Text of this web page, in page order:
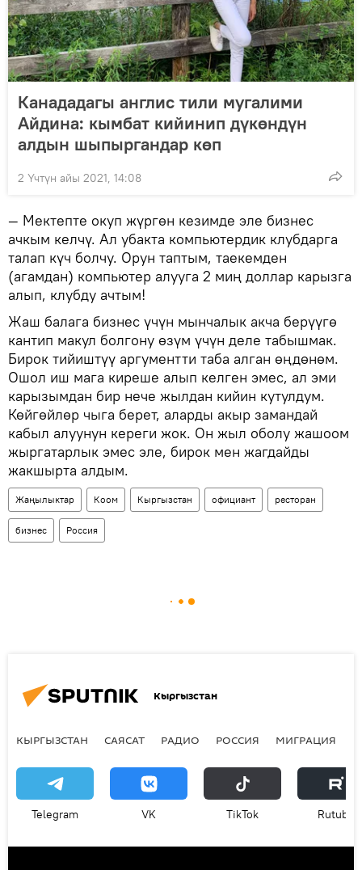
Канададагы англис тили мугалими
Айдина: кымбат кийинип дүкөндүн
алдын шыпыргандар көп
2 Үчтүн айы 2021, 14:08
— Мектепте окуп жүргөн кезимде эле бизнес
ачкым келчү. Ал убакта компьютердик клубдарга
талап күч болчу. Орун таптым, таекемден
(агамдан) компьютер алууга 2 миң доллар карызга
алып, клубду ачтым!
Жаш балага бизнес үчүн мынчалык акча берүүгө
кантип макул болгону өзүм үчүн деле табышмак.
Бирок тийиштүү аргументти таба алган өңдөнөм.
Ошол иш мага киреше алып келген эмес, ал эми
карызымдан бир нече жылдан кийин кутулдум.
Көйгөйлөр чыга берет, аларды акыр замандай
кабыл алуунун кереги жок. Он жыл оболу жашоом
жыргатарлык эмес эле, бирок мен жагдайды
жакшырта алдым.
Жаңылыктар Коом Кыргызстан официант ресторан
бизнес Россия
Кыргызстан
КЫРГЫЗСТАН САЯСАТ РАДИО РОССИЯ МИГРАЦИЯ
Telegram VK ТikТоk Rutube